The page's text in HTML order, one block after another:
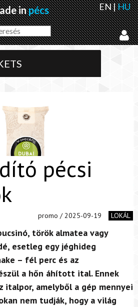
inpécs EN|HU
pécsi
promo / 2025-09-19 LOKÁL
török almatea vagy
esetleg egy jéghideg
– fél perc és az
a hőn áhított ital. Ennek
amelyből a gép mennyei
nem tudják, hogy a világ